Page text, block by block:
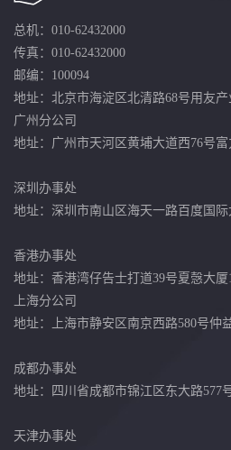
总机：010-62432000
传真：010-62432000
邮编：100094
地址：北京市海淀区北清路68号用友
广州分公司
地址：广州市天河区黄埔大道西76号富
深圳办事处
地址：深圳市南山区海天一路百度国际
香港办事处
地址：香港湾仔告士打道39号夏愨大厦
上海分公司
地址：上海市静安区南京西路580号仲
成都办事处
地址：四川省成都市锦江区东大路577
天津办事处